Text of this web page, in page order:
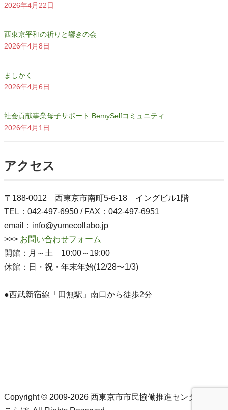
2026年4月22日
西東京平和の祈りと響きの会
2026年4月8日
ましかく
2026年4月6日
社会貢献事業母子サポート BemySelfコミュニティ
2026年4月1日
アクセス
〒188-0012 西東京市南町5-6-18 イングビル1階
TEL：042-497-6950 / FAX：042-497-6951
email：info@yumecollabo.jp
>>> お問い合わせフォーム
開館：月～土 10:00～19:00
休館：日・祝・年末年始(12/28〜1/3)
●西武新宿線「田無駅」南口から徒歩2分
Copyright © 2009-2026 西東京市市民協働推進センターゆめ